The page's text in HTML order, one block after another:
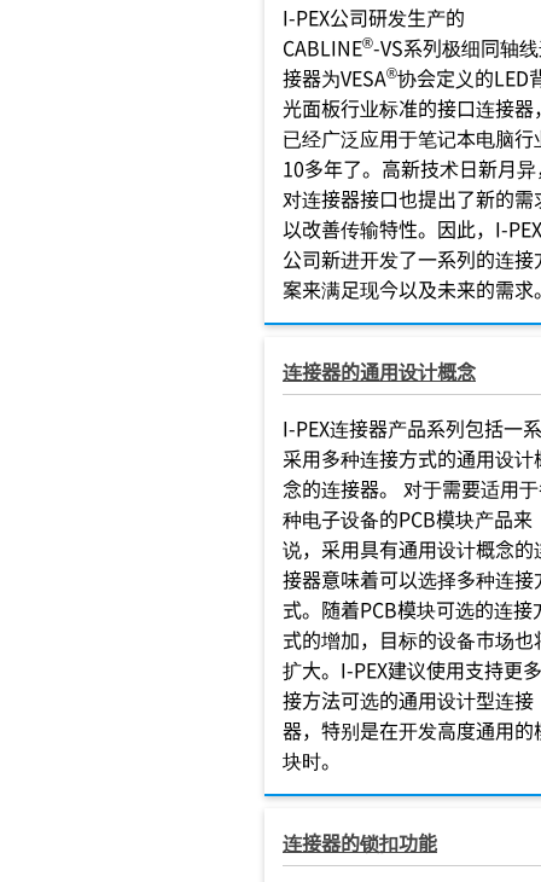
I-PEX公司研发生产的
CABLINE®-VS系列极细同轴
接器为VESA®协会定义的LED
光面板行业标准的接口连接器
已经广泛应用于笔记本电脑行
10多年了。高新技术日新月
对连接器接口也提出了新的需
以改善传输特性。因此，I-PEX
公司新进开发了一系列的连接
案来满足现今以及未来的需求
连接器的通用设计概念
I-PEX连接器产品系列包括一
采用多种连接方式的通用设计
念的连接器。 对于需要适用
种电子设备的PCB模块产品来
说，采用具有通用设计概念的
接器意味着可以选择多种连接
式。随着PCB模块可选的连接
式的增加，目标的设备市场也
扩大。I-PEX建议使用支持更
接方法可选的通用设计型连接
器，特别是在开发高度通用的
块时。
连接器的锁扣功能